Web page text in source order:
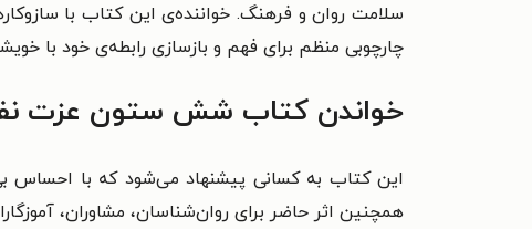
سلامت روان و فرهنگ. خواننده‌ی این کتاب با
چارچوبی منظم برای فهم و بازسازی رابطه‌ی خود با
خواندن کتاب شش ستون عزت
این کتاب به کسانی پیشنهاد می‌شود که با احساس
همچنین اثر حاضر برای روان‌شناسان، مشاوران،